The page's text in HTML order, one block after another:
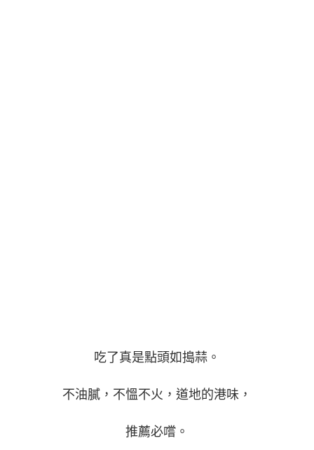
吃了真是點頭如搗蒜。
不油膩，不慍不火，道地的港味，
推薦必嚐。